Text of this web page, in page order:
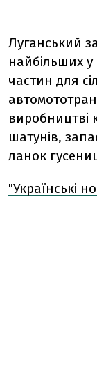
Луганський
найбільших
частин для
виробництві
шатунів,
ланок
"Українські